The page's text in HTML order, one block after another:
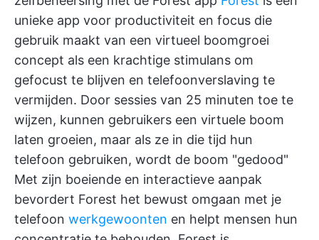
unieke app voor productiviteit en focus die
gebruik maakt van een virtueel boomgroei
concept als een krachtige stimulans om
gefocust te blijven en telefoonverslaving te
vermijden. Door sessies van 25 minuten toe te
wijzen, kunnen gebruikers een virtuele boom
laten groeien, maar als ze in die tijd hun
telefoon gebruiken, wordt de boom "gedood"
Met zijn boeiende en interactieve aanpak
bevordert Forest het bewust omgaan met je
telefoon werkgewoonten en helpt mensen hun